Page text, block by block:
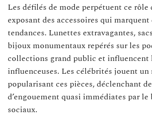
Les défilés de mode perpétuent ce rôle
exposant des accessoires qui
tendances. Lunettes extravagantes,
bijoux monumentaux repérés sur les
collections grand public et influencent
influenceuses. Les célébrités jouent
popularisant ces pièces, déclenchant
d’engouement quasi immédiates par le
sociaux.